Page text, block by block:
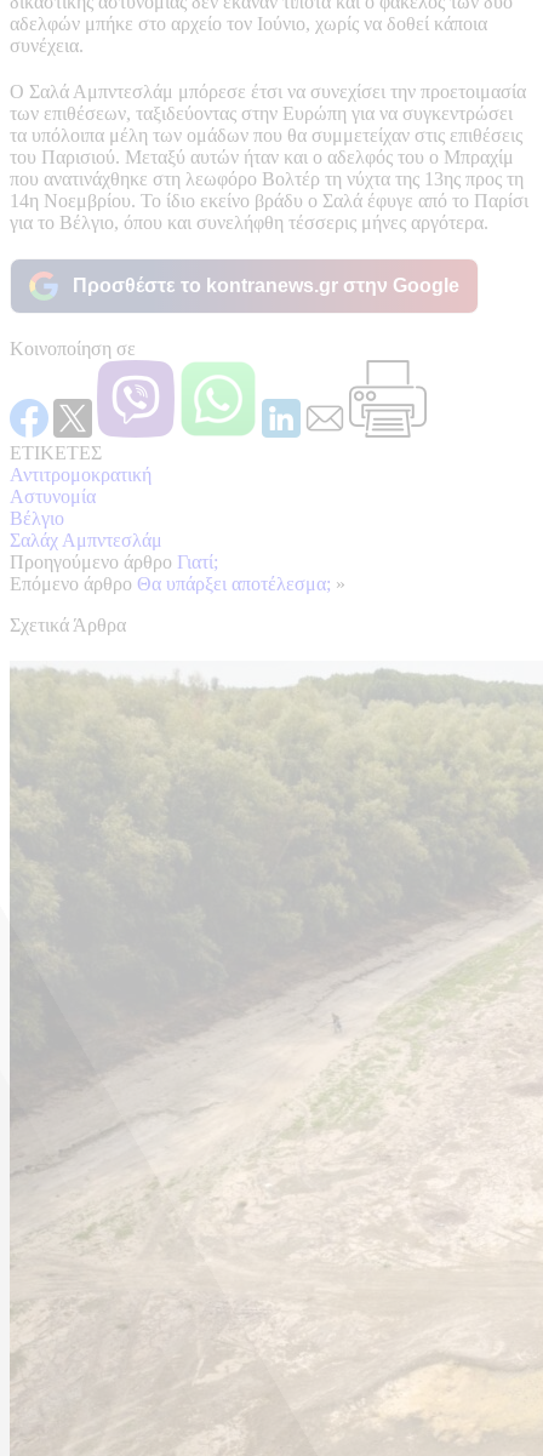
αδελφών μπήκε στο αρχείο τον Ιούνιο, χωρίς να δοθεί κάποια
συνέχεια.
Ο Σαλά Αμπντεσλάμ μπόρεσε έτσι να συνεχίσει την προετοιμασία
των επιθέσεων, ταξιδεύοντας στην Ευρώπη για να συγκεντρώσει
τα υπόλοιπα μέλη των ομάδων που θα συμμετείχαν στις επιθέσεις
του Παρισιού. Μεταξύ αυτών ήταν και ο αδελφός του ο Μπραχίμ
που ανατινάχθηκε στη λεωφόρο Βολτέρ τη νύχτα της 13ης προς τη
14η Νοεμβρίου. Το ίδιο εκείνο βράδυ ο Σαλά έφυγε από το Παρίσι
για το Βέλγιο, όπου και συνελήφθη τέσσερις μήνες αργότερα.
Προσθέστε το kontranews.gr στην Google
Κοινοποίηση σε
ΕΤΙΚΕΤΕΣ
Αντιτρομοκρατική
Αστυνομία
Βέλγιο
Σαλάχ Αμπντεσλάμ
Προηγούμενο άρθρο Γιατί;
Επόμενο άρθρο Θα υπάρξει αποτέλεσμα; »
Σχετικά Άρθρα